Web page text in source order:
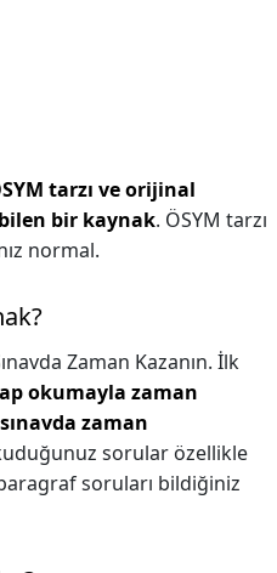
tarzı ve orijinal
bir kaynak. ÖSYM tarzı
normal.
Zaman Kazanın. İlk
okumayla zaman
zaman
sorular özellikle
soruları bildiğiniz